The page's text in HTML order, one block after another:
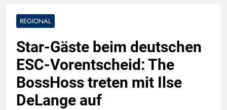
REGIONAL
Star-Gäste beim deutschen
ESC-Vorentscheid: The
BossHoss treten mit Ilse
DeLange auf